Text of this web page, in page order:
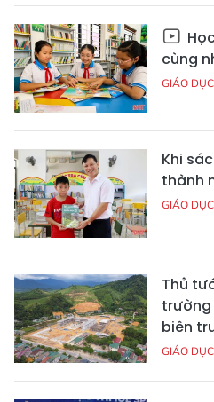
cùng
GIÁO DỤC
Khi
thành
GIÁO DỤC
Thủ
trường
biên
GIÁO DỤC